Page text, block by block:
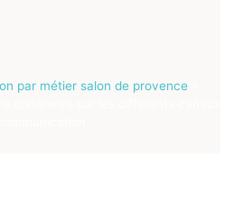
par métier salon de provence»